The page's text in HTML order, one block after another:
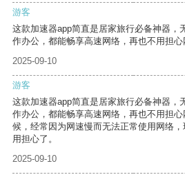
游客
这款加速器app简直是居家旅行必备神器，
作办公，都能畅享高速网络，再也不用担心
2025-09-10
游客
这款加速器app简直是居家旅行必备神器，
作办公，都能畅享高速网络，再也不用担
候，经常因为网速慢而无法正常使用网络
用担心了。
2025-09-10